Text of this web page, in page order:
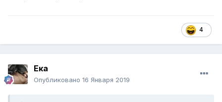
4
Ека
Опубликовано 16 Января 2019